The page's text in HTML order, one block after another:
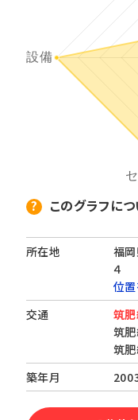
このグラフに
所在地
福
４
位置
交通
筑
筑
筑
築年月